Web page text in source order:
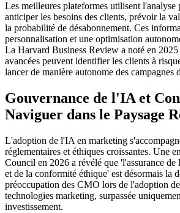
Les meilleures plateformes utilisent l'analyse
anticiper les besoins des clients, prévoir la
la probabilité de désabonnement. Ces
personnalisation et une optimisation
La Harvard Business Review a noté en 2025
avancées peuvent identifier les clients à
lancer de manière autonome des campagnes
Gouvernance de l'IA et
Naviguer dans le Paysage
L'adoption de l'IA en marketing
réglementaires et éthiques croissantes. Une
Council en 2026 a révélé que 'l'assurance
et de la conformité éthique' est désormais la
préoccupation des CMO lors de l'adoption
technologies marketing, surpassée
investissement.